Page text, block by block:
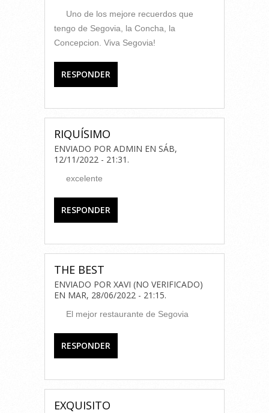
Uno de los mejore recuerdos que
tengo de Segovia, la Concha, la
Concepcion. Viva Segovia!
RESPONDER
RIQUÍSIMO
ENVIADO POR ADMIN EN SÁB,
12/11/2022 - 21:31 .
excelente
RESPONDER
THE BEST
ENVIADO POR XAVI (NO VERIFICADO)
EN MAR, 28/06/2022 - 21:15.
El mejor restaurante de Segovia
RESPONDER
EXQUISITO